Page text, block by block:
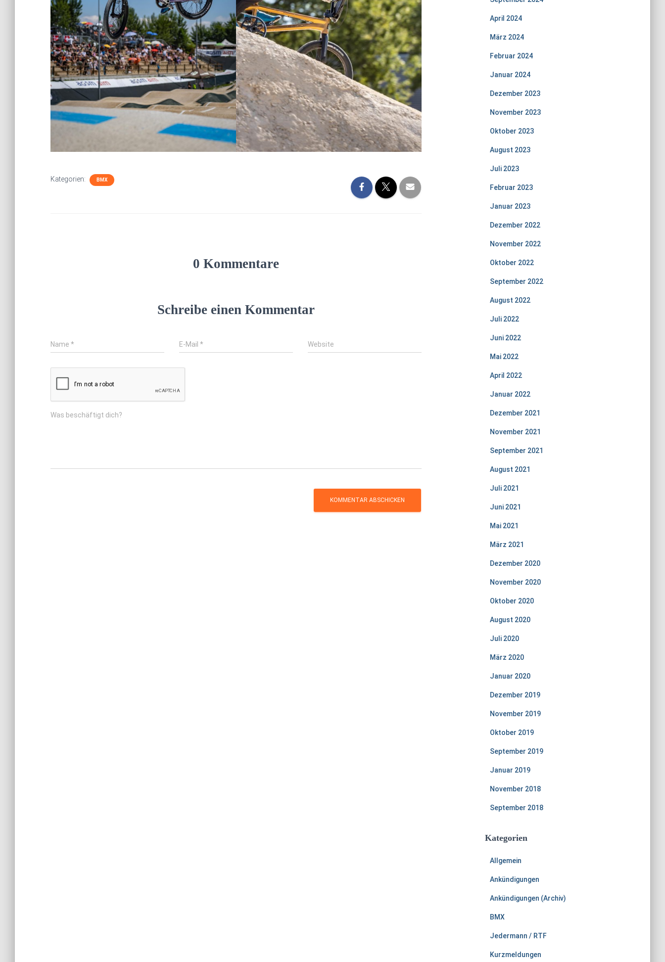
Kategorien: BMX
0 Kommentare
Schreibe einen Kommentar
Name * E-Mail * Website
Was beschäftigt dich?
April 2024
März 2024
Februar 2024
Januar 2024
Dezember 2023
November 2023
Oktober 2023
August 2023
Juli 2023
Februar 2023
Januar 2023
Dezember 2022
November 2022
Oktober 2022
September 2022
August 2022
Juli 2022
Juni 2022
Mai 2022
April 2022
Januar 2022
Dezember 2021
November 2021
September 2021
August 2021
Juli 2021
Juni 2021
Mai 2021
März 2021
Dezember 2020
November 2020
Oktober 2020
August 2020
Juli 2020
März 2020
Januar 2020
Dezember 2019
November 2019
Oktober 2019
September 2019
Januar 2019
November 2018
September 2018
Kategorien
Allgemein
Ankündigungen
Ankündigungen (Archiv)
BMX
Jedermann / RTF
Kurzmeldungen